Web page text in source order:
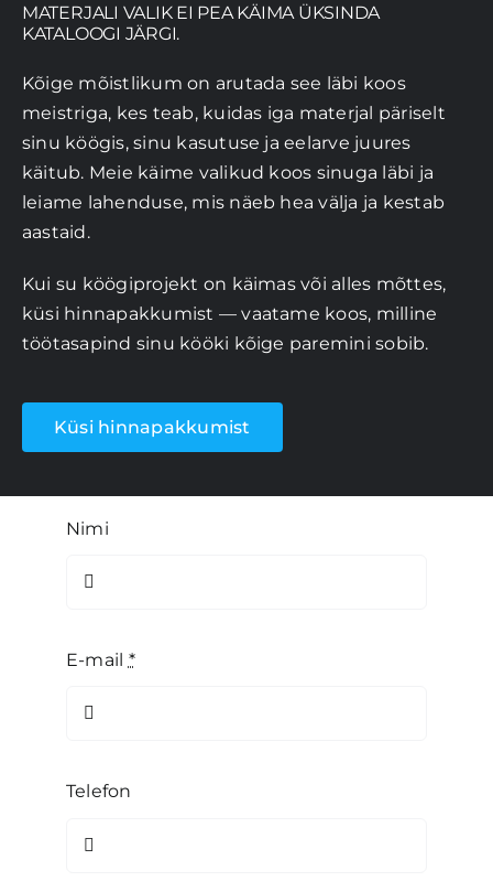
MATERJALI VALIK EI PEA KÄIMA ÜKSINDA
KATALOOGI JÄRGI.
Kõige mõistlikum on arutada see läbi koos
meistriga, kes teab, kuidas iga materjal päriselt
sinu köögis, sinu kasutuse ja eelarve juures
käitub. Meie käime valikud koos sinuga läbi ja
leiame lahenduse, mis näeb hea välja ja kestab
aastaid.
Kui su köögiprojekt on käimas või alles mõttes,
küsi hinnapakkumist — vaatame koos, milline
töötasapind sinu kööki kõige paremini sobib.
Küsi hinnapakkumist
Nimi
E-mail *
Telefon